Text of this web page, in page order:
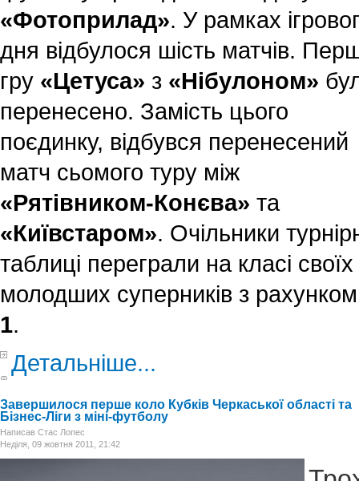
«Фотоприлад». У рамках
дня відбулося шість матчів.
гру «Цетуса» з «Нібулоном»
перенесено. Замість цього
поєдинку, відбувся перенесений
матч сьомого туру між
«Рятівником-Конєва» та
«Київстаром». Очільники
таблиці переграли на класі своїх
молодших суперників з
1.
Детальніше...
Завершилося перше коло Кубків Черкаської області та
Бізнес-Ліги з міні-футболу
Написав Стас Лопес
Неділя, 09 жовтня 2011, 21:42